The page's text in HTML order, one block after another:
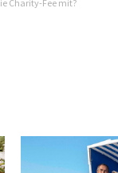
Charity-Fee mit?